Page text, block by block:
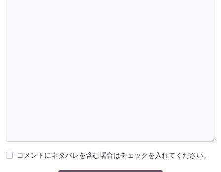
コメントにネタバレを含む場合はチェックを入れてください。